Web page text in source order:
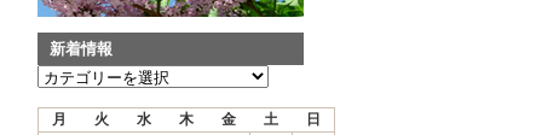
新着情報
新
月 火 水 木 金 土 日